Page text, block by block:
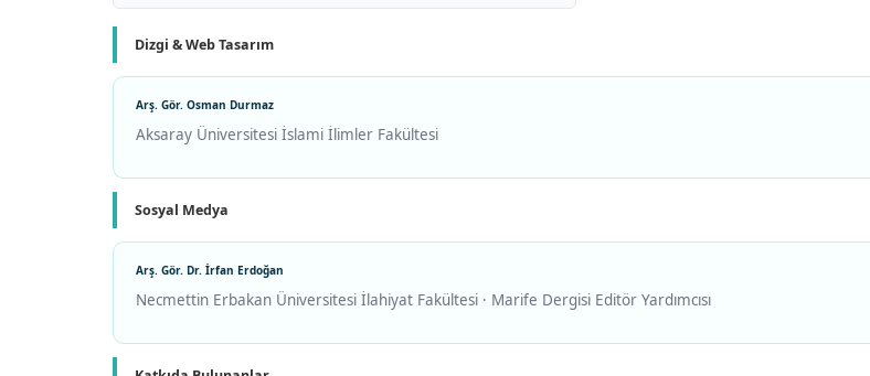
Dizgi & Web Tasarım
Arş. Gör. Osman Durmaz
Aksaray Üniversitesi İslami İlimler Fakültesi
Sosyal Medya
Arş. Gör. Dr. İrfan Erdoğan
Necmettin Erbakan Üniversitesi İlahiyat Fakültesi · Marife Dergisi Editör Yardımcısı